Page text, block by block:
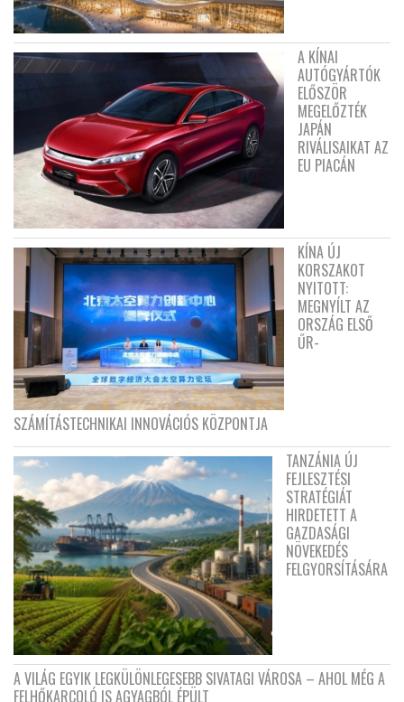
A KÍNAI
AUTÓGYÁRTÓK
ELŐSZÖR
MEGELŐZTÉK
JAPÁN
RIVÁLISAIKAT AZ
EU PIACÁN
KÍNA ÚJ
KORSZAKOT
NYITOTT:
MEGNYÍLT AZ
ORSZÁG ELSŐ
ŰR-
SZÁMÍTÁSTECHNIKAI INNOVÁCIÓS KÖZPONTJA
TANZÁNIA ÚJ
FEJLESZTÉSI
STRATÉGIÁT
HIRDETETT A
GAZDASÁGI
NÖVEKEDÉS
FELGYORSÍTÁSÁRA
A VILÁG EGYIK LEGKÜLÖNLEGESEBB SIVATAGI VÁROSA – AHOL MÉG A
FELHŐKARCOLÓ IS AGYAGBÓL ÉPÜLT